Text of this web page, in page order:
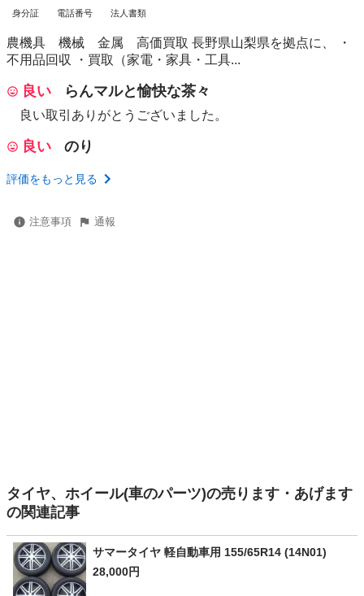
身分証 電話番号 法人書類
農機具 機械 金属 高価買取 長野県山梨県を拠点に、 ・
不用品回収 ・買取（家電・家具・工具...
良い らんマルと愉快な茶々
良い取引ありがとうございました。
良い のり
評価をもっと見る
注意事項 通報
タイヤ、ホイール(車のパーツ)の売ります・あげます
の関連記事
サマータイヤ 軽自動車用 155/65R14 (14N01)
28,000円